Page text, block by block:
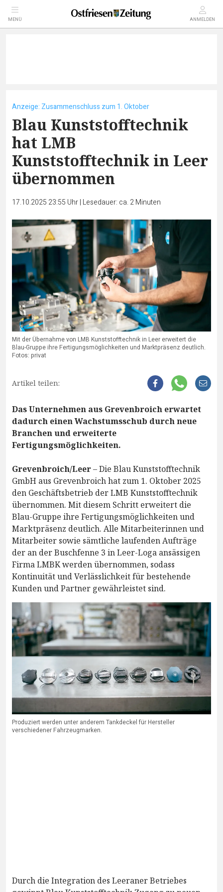
MENÜ ANMELDEN
Anzeige: Zusammenschluss zum 1. Oktober
Blau Kunststofftechnik
hat LMB
Kunststofftechnik in Leer
übernommen
17.10.2025 23:55 Uhr| Lesedauer: ca. 2 Minuten
Mit der Übernahme von LMB Kunststofftechnik in Leer erweitert die
Blau-Gruppe ihre Fertigungsmöglichkeiten und Marktpräsenz deutlich.
Fotos: privat
Artikel teilen:
Das Unternehmen aus Grevenbroich erwartet
dadurch einen Wachstumsschub durch neue
Branchen und erweiterte
Fertigungsmöglichkeiten.
Grevenbroich/Leer– Die Blau Kunststofftechnik
GmbH aus Grevenbroich hat zum 1. Oktober 2025
den Geschäftsbetrieb der LMB Kunststofftechnik
übernommen. Mit diesem Schritt erweitert die
Blau-Gruppe ihre Fertigungsmöglichkeiten und
Marktpräsenz deutlich. Alle Mitarbeiterinnen und
Mitarbeiter sowie sämtliche laufenden Aufträge
der an der Buschfenne 3 in Leer-Loga ansässigen
Firma LMBK werden übernommen, sodass
Kontinuität und Verlässlichkeit für bestehende
Kunden und Partner gewährleistet sind.
Produziert werden unter anderem Tankdeckel für Hersteller
verschiedener Fahrzeugmarken.
Durch die Integration des Leeraner Betriebes